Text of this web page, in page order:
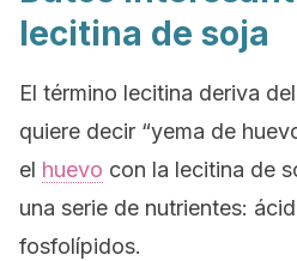
lecitina de soja
El término lecitina deriva
quiere decir “yema de
el huevo con la lecitina de
una serie de nutrientes:
fosfolípidos.